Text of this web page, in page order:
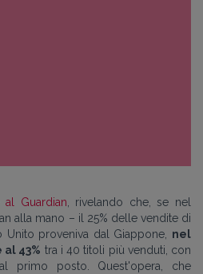
Guardian , rivelando che, se nel
alla mano – il 25% delle vendite di
Unito proveniva dal Giappone, nel
43% tra i 40 titoli più venduti, con
primo posto. Quest'opera, che